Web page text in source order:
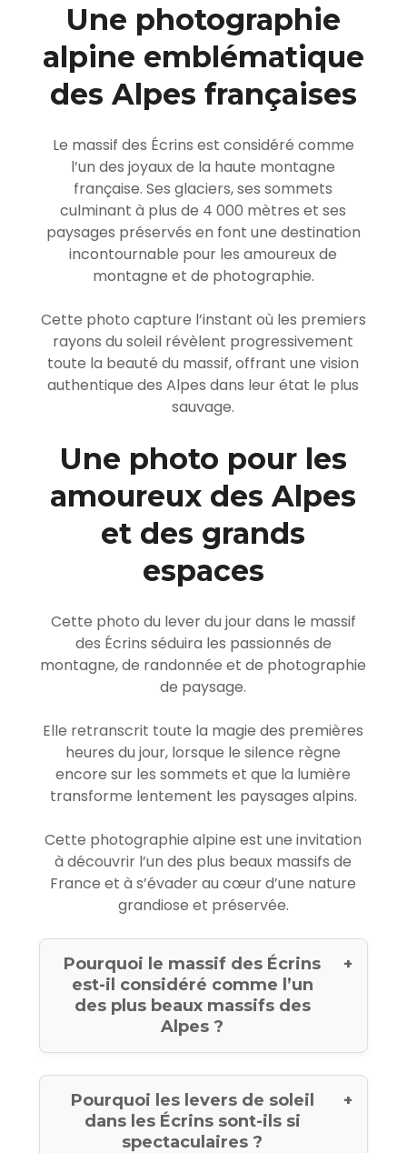
Une photographie
alpine emblématique
des Alpes françaises
Le massif des Écrins est considéré comme
l’un des joyaux de la haute montagne
française. Ses glaciers, ses sommets
culminant à plus de 4 000 mètres et ses
paysages préservés en font une destination
incontournable pour les amoureux de
montagne et de photographie.
Cette photo capture l’instant où les premiers
rayons du soleil révèlent progressivement
toute la beauté du massif, offrant une vision
authentique des Alpes dans leur état le plus
sauvage.
Une photo pour les
amoureux des Alpes
et des grands
espaces
Cette photo du lever du jour dans le massif
des Écrins séduira les passionnés de
montagne, de randonnée et de photographie
de paysage.
Elle retranscrit toute la magie des premières
heures du jour, lorsque le silence règne
encore sur les sommets et que la lumière
transforme lentement les paysages alpins.
Cette photographie alpine est une invitation
à découvrir l’un des plus beaux massifs de
France et à s’évader au cœur d’une nature
grandiose et préservée.
Pourquoi le massif des Écrins
est-il considéré comme l’un
des plus beaux massifs des
Alpes ?
Pourquoi les levers de soleil
dans les Écrins sont-ils si
spectaculaires ?